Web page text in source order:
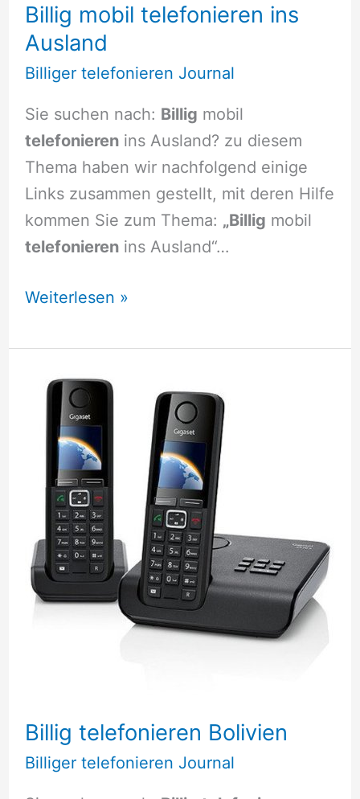
Billig mobil telefonieren ins
Ausland
Billiger telefonieren Journal
Sie suchen nach: Billig mobil
telefonierenins Ausland? zu diesem
Thema haben wir nachfolgend einige
Links zusammen gestellt, mit deren Hilfe
kommen Sie zum Thema: „Billig mobil
telefonierenins Ausland“…
Billig
telefonieren
Ausland
Weiterlesen »
Billig telefonieren Bolivien
Billiger telefonieren Journal